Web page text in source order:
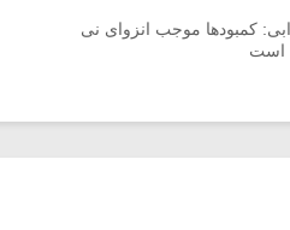
کمبودها موجب انزوای نی
است